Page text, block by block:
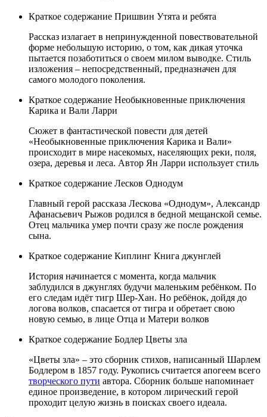
Краткое содержание Пришвин Утята и ребята
Рассказ излагает в непринужденной повествовательной
форме небольшую историю, о том, как дикая уточка
пытается позаботиться о своем милом выводке. Стиль
изложения – непосредственный, предназначен для
самого молодого поколения.
Краткое содержание Необыкновенные приключения
Карика и Вали Ларри
Сюжет в фантастической повести для детей
«Необыкновенные приключения Карика и Вали»
происходит в мире насекомых, населяющих реки, поля,
озера, деревья и леса. Автор Ян Ларри использует стиль
Краткое содержание Лесков Однодум
Главный герой рассказа Лескова «Однодум», Александр
Афанасьевич Рыжов родился в бедной мещанской семье.
Отец мальчика умер почти сразу же после рождения
сына.
Краткое содержание Киплинг Книга джунглей
История начинается с момента, когда мальчик
заблудился в джунглях будучи маленьким ребёнком. По
его следам идёт тигр Шер-Хан. Но ребёнок, дойдя до
логова волков, спасается от тигра и обретает свою
новую семью, в лице Отца и Матери волков
Краткое содержание Бодлер Цветы зла
«Цветы зла» – это сборник стихов, написанный Шарлем
Бодлером в 1857 году. Рукопись считается апогеем всего
творческого пути автора. Сборник больше напоминает
единое произведение, в котором лирический герой
проходит целую жизнь в поисках своего идеала.